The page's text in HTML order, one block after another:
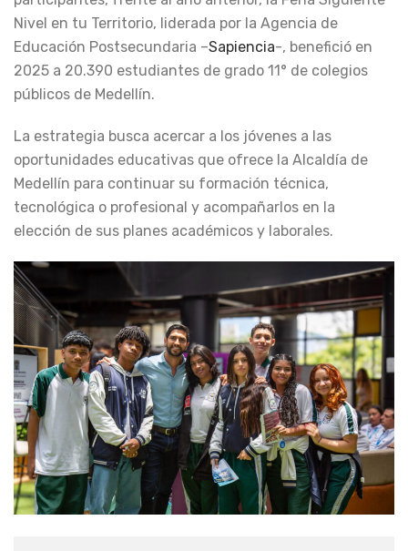
Nivel en tu Territorio, liderada por la Agencia de
Educación Postsecundaria –Sapiencia-, benefició en
2025 a 20.390 estudiantes de grado 11° de colegios
públicos de Medellín.
La estrategia busca acercar a los jóvenes a las
oportunidades educativas que ofrece la Alcaldía de
Medellín para continuar su formación técnica,
tecnológica o profesional y acompañarlos en la
elección de sus planes académicos y laborales.